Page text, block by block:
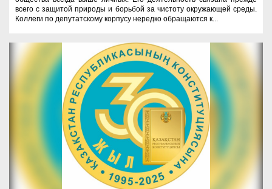
всего с защитой природы и борьбой за чистоту окружающей среды.
Коллеги по депутатскому корпусу нередко обращаются к...